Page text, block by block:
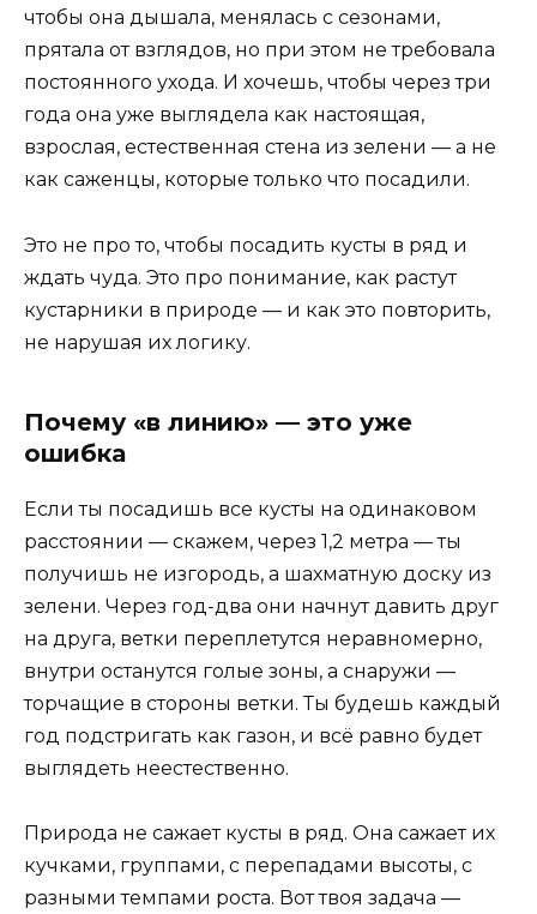
чтобы она дышала, менялась с сезонами,
прятала от взглядов, но при этом не требовала
постоянного ухода. И хочешь, чтобы через три
года она уже выглядела как настоящая,
взрослая, естественная стена из зелени — а не
как саженцы, которые только что посадили.
Это не про то, чтобы посадить кусты в ряд и
ждать чуда. Это про понимание, как растут
кустарники в природе — и как это повторить,
не нарушая их логику.
Почему «в линию» — это уже
ошибка
Если ты посадишь все кусты на одинаковом
расстоянии — скажем, через 1,2 метра — ты
получишь не изгородь, а шахматную доску из
зелени. Через год-два они начнут давить друг
на друга, ветки переплетутся неравномерно,
внутри останутся голые зоны, а снаружи —
торчащие в стороны ветки. Ты будешь каждый
год подстригать как газон, и всё равно будет
выглядеть неестественно.
Природа не сажает кусты в ряд. Она сажает их
кучками, группами, с перепадами высоты, с
разными темпами роста. Вот твоя задача —